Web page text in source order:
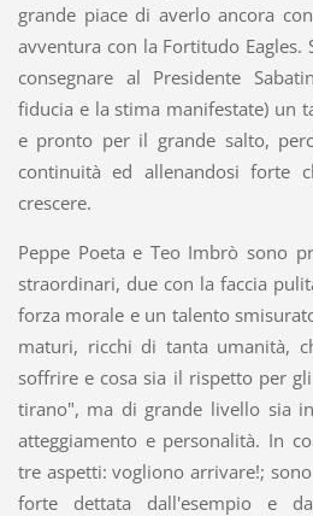
grande piace di averlo ancora
avventura con la Fortitudo Eagles.
consegnare al Presidente
fiducia e la stima manifestate) un
e pronto per il grande salto,
continuità ed allenandosi forte
crescere.
Peppe Poeta e Teo Imbrò sono
straordinari, due con la faccia
forza morale e un talento
maturi, ricchi di tanta umanità,
soffrire e cosa sia il rispetto per
tirano", ma di grande livello sia
atteggiamento e personalità. In
tre aspetti: vogliono arrivare!;
forte dettata dall'esempio e